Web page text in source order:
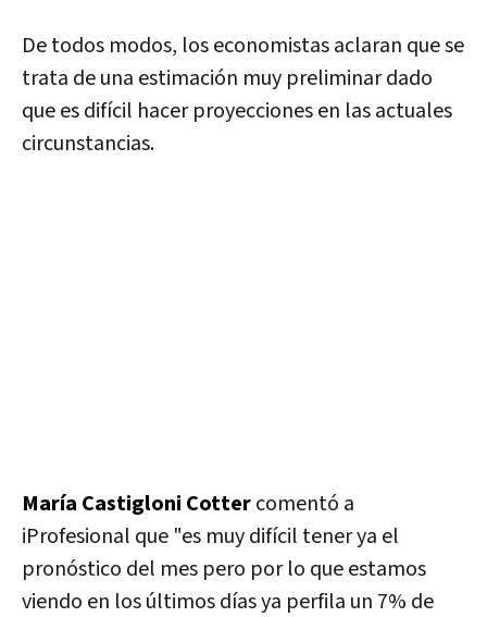
De todos modos, los economistas aclaran que se
trata de una estimación muy preliminar dado
que es difícil hacer proyecciones en las actuales
circunstancias.
María Castigloni Cottercomentó a
iProfesional que "es muy difícil tener ya el
pronóstico del mes pero por lo que estamos
viendo en los últimos días ya perfila un 7% de